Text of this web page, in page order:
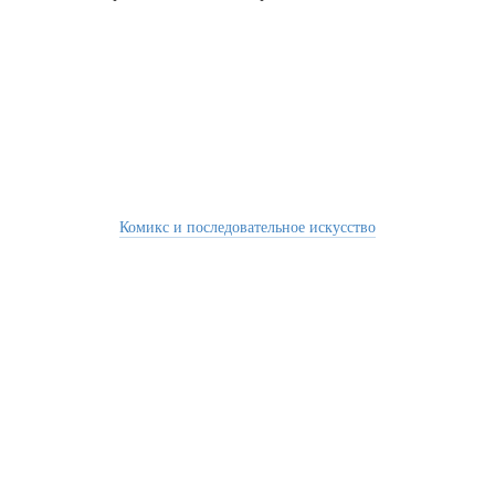
Комикс и последовательное искусство